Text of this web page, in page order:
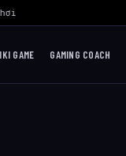
Mid Hiệu Quả Nhất
GAME GAMING COACH